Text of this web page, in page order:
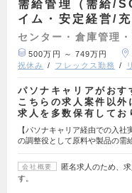
需給管理（需給/
イム・安定経営/
センター・倉庫管理
500万円 ～ 749万円
祝休み
フレックス勤務
パソナキャリアがおす
こちらの求人案件以外
求人を多数保有して
【パソナキャリア経由での入
の調整役として原料や製品の需
会社概要
匿名求人のため、
す。